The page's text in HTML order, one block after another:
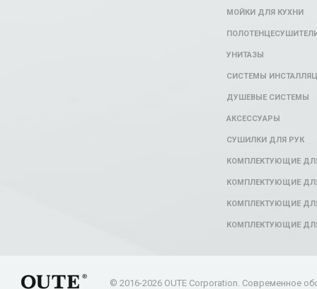
МОЙКИ ДЛЯ КУХНИ
УНИТАЗЫ
СИСТЕМЫ
ДУШЕВЫЕ СИСТЕМЫ
АКСЕССУАРЫ
СУШИЛКИ ДЛЯ РУК
КОМПЛЕКТУЮЩИЕ
КОМПЛЕКТУЮЩИЕ
КОМПЛЕКТУЮЩИЕ
КОМПЛЕКТУЮЩИЕ
© 2016-2026 OUTE Corporation. Современное